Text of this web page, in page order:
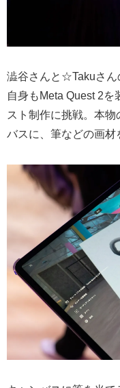
澁谷さんと☆Takuさん
自身もMeta Quest 2
スト制作に挑戦。本
バスに、筆などの画材